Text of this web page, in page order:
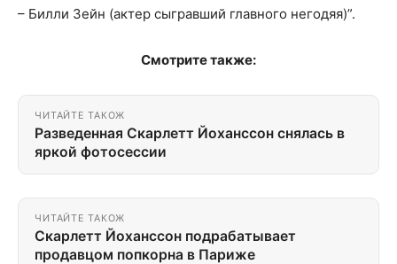
– Билли Зейн (актер сыгравший главного негодяя)”.
Смотрите также:
ЧИТАЙТЕ ТАКОЖ
Разведенная Скарлетт Йоханссон снялась в
яркой фотосессии
ЧИТАЙТЕ ТАКОЖ
Скарлетт Йоханссон подрабатывает
продавцом попкорна в Париже